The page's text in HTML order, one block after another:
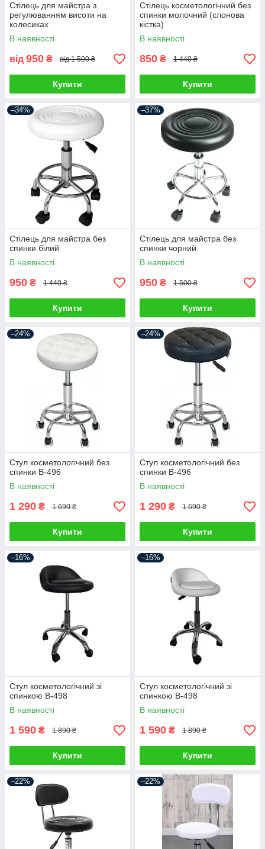
Стілець для майстра з
регулюванням висоти на
колесиках
В наявності
від 950 ₴ від 1 500 ₴
Купити
Стілець косметологічний без
спинки молочний (слонова
кістка)
В наявності
850 ₴ 1 440 ₴
Купити
–34%
Стілець для майстра без
спинки білий
В наявності
950 ₴ 1 440 ₴
Купити
–37%
Стілець для майстра без
спинки чорний
В наявності
950 ₴ 1 500 ₴
Купити
–24%
Стул косметологічний без
спинки В-496
В наявності
1 290 ₴ 1 690 ₴
Купити
–24%
Стул косметологічний без
спинки В-496
В наявності
1 290 ₴ 1 690 ₴
Купити
–16%
Стул косметологічний зі
спинкою В-498
В наявності
1 590 ₴ 1 890 ₴
Купити
–16%
Стул косметологічний зі
спинкою В-498
В наявності
1 590 ₴ 1 890 ₴
Купити
–22% –22%